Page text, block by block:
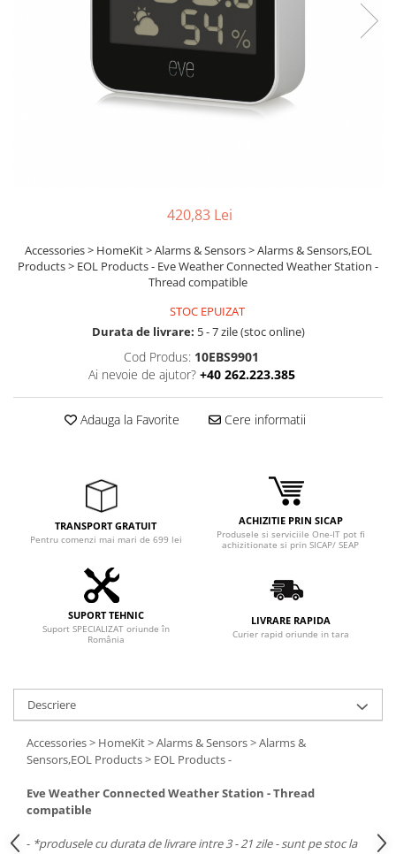
Smartphone IPhone
420,83 Lei
Accessories > HomeKit > Alarms & Sensors > Alarms & Sensors,EOL
Products > EOL Products - Eve Weather Connected Weather Station -
Thread compatible
STOC EPUIZAT
Durata de livrare: 5 - 7 zile (stoc online)
Cod Produs: 10EBS9901
Ai nevoie de ajutor? +40 262.223.385
Adauga la Favorite Cere informatii
TRANSPORT GRATUIT
Pentru comenzi mai mari de 699 lei
ACHIZITIE PRIN SICAP
Produsele si serviciile One-IT pot fi
achizitionate si prin SICAP/ SEAP
SUPORT TEHNIC
Suport SPECIALIZAT oriunde în
România
LIVRARE RAPIDA
Curier rapid oriunde in tara
Descriere
Accessories > HomeKit > Alarms & Sensors > Alarms &
Sensors,EOL Products > EOL Products -
Eve Weather Connected Weather Station - Thread
compatible
- *produsele cu durata de livrare intre 3 - 21 zile - sunt pe stoc la